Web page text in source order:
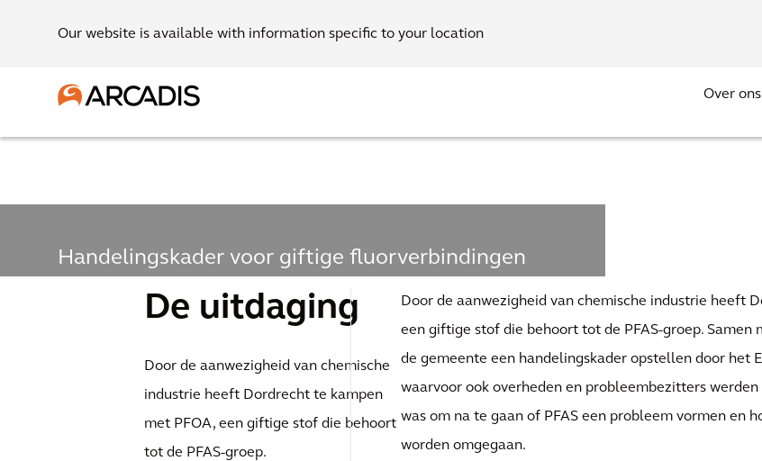
Our website is available with information specific to your location
Over ons
Handelingskader voor giftige fluorverbindingen
Wereldwijd
specialistennetwerk
van Arcadis werkte
De uitdaging
Door de aanwezigheid van chemische
industrie heeft Dordrecht te kampen
met PFOA, een giftige stof die behoort
tot de PFAS-groep.
Door de aanwezigheid van chemische industrie heeft
een giftige stof die behoort tot de PFAS-groep.
de gemeente een handelingskader opstellen door het
waarvoor ook overheden en probleembezitters
was om na te gaan of PFAS een probleem vormen en
worden omgegaan.